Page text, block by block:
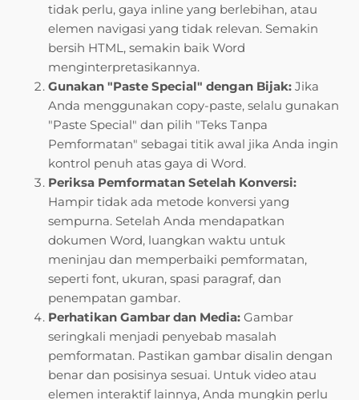
tidak perlu, gaya inline yang berlebihan, atau
elemen navigasi yang tidak relevan. Semakin
bersih HTML, semakin baik Word
menginterpretasikannya.
Gunakan "Paste Special" dengan Bijak: Jika
Anda menggunakan copy-paste, selalu gunakan
"Paste Special" dan pilih "Teks Tanpa
Pemformatan" sebagai titik awal jika Anda ingin
kontrol penuh atas gaya di Word.
Periksa Pemformatan Setelah Konversi:
Hampir tidak ada metode konversi yang
sempurna. Setelah Anda mendapatkan
dokumen Word, luangkan waktu untuk
meninjau dan memperbaiki pemformatan,
seperti font, ukuran, spasi paragraf, dan
penempatan gambar.
Perhatikan Gambar dan Media: Gambar
seringkali menjadi penyebab masalah
pemformatan. Pastikan gambar disalin dengan
benar dan posisinya sesuai. Untuk video atau
elemen interaktif lainnya, Anda mungkin perlu